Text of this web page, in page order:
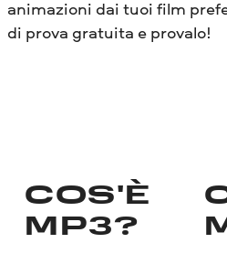
animazioni dai tuoi film
di prova gratuita e provalo!
COS'È
MP3?